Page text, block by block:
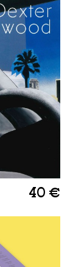
40 €